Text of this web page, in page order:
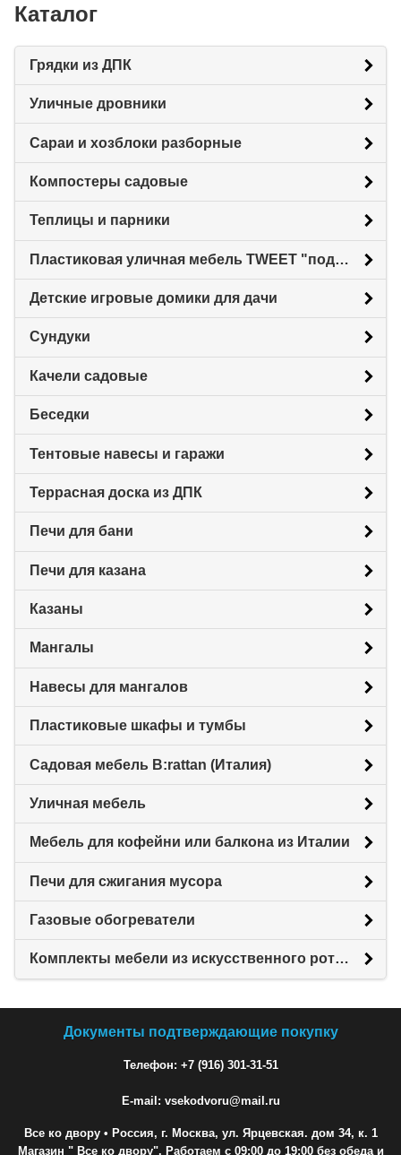
Каталог
Грядки из ДПК
Уличные дровники
Сараи и хозблоки разборные
Компостеры садовые
Теплицы и парники
Пластиковая уличная мебель TWEET "под ротанг"
Детские игровые домики для дачи
Сундуки
Качели садовые
Беседки
Тентовые навесы и гаражи
Террасная доска из ДПК
Печи для бани
Печи для казана
Казаны
Мангалы
Навесы для мангалов
Пластиковые шкафы и тумбы
Садовая мебель B:rattan (Италия)
Уличная мебель
Мебель для кофейни или балкона из Италии
Печи для сжигания мусора
Газовые обогреватели
Комплекты мебели из искусственного ротанга
Документы подтверждающие покупку
Телефон: +7 (916) 301-31-51
E-mail: vsekodvoru@mail.ru
Все ко двору• Россия, г. Москва, ул. Ярцевская. дом 34, к. 1
Магазин " Все ко двору". Работаем с 09:00 до 19:00 без обеда и